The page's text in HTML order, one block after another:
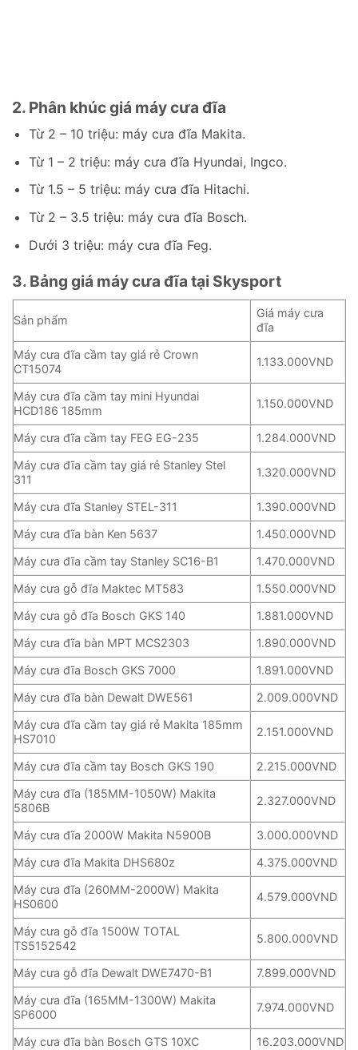
2. Phân khúc giá máy cưa đĩa
Từ 2 – 10 triệu: máy cưa đĩa Makita.
Từ 1 – 2 triệu: máy cưa đĩa Hyundai, Ingco.
Từ 1.5 – 5 triệu: máy cưa đĩa Hitachi.
Từ 2 – 3.5 triệu: máy cưa đĩa Bosch.
Dưới 3 triệu: máy cưa đĩa Feg.
3. Bảng giá máy cưa đĩa tại Skysport
Sản phẩm
Giá máy cưa
đĩa
Máy cưa đĩa cầm tay giá rẻ Crown
CT15074
1.133.000VND
Máy cưa đĩa cầm tay mini Hyundai
HCD186 185mm
1.150.000VND
Máy cưa đĩa cầm tay FEG EG-235
1.284.000VND
Máy cưa đĩa cầm tay giá rẻ Stanley Stel
311
1.320.000VND
Máy cưa đĩa Stanley STEL-311
1.390.000VND
Máy cưa đĩa bàn Ken 5637
1.450.000VND
Máy cưa đĩa cầm tay Stanley SC16-B1
1.470.000VND
Máy cưa gỗ đĩa Maktec MT583
1.550.000VND
Máy cưa gỗ đĩa Bosch GKS 140
1.881.000VND
Máy cưa đĩa bàn MPT MCS2303
1.890.000VND
Máy cưa đĩa Bosch GKS 7000
1.891.000VND
Máy cưa đĩa bàn Dewalt DWE561
2.009.000VND
Máy cưa đĩa cầm tay giá rẻ Makita 185mm
HS7010
2.151.000VND
Máy cưa đĩa cầm tay Bosch GKS 190
2.215.000VND
Máy cưa đĩa (185MM-1050W) Makita
5806B
2.327.000VND
Máy cưa đĩa 2000W Makita N5900B
3.000.000VND
Máy cưa đĩa Makita DHS680z
4.375.000VND
Máy cưa đĩa (260MM-2000W) Makita
HS0600
4.579.000VND
Máy cưa gỗ đĩa 1500W TOTAL
TS5152542
5.800.000VND
Máy cưa gỗ đĩa Dewalt DWE7470-B1
7.899.000VND
Máy cưa đĩa (165MM-1300W) Makita
SP6000
7.974.000VND
Máy cưa đĩa bàn Bosch GTS 10XC 16.203.000VND